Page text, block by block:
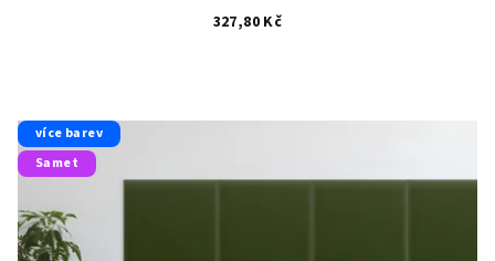
327,80 Kč
více barev
Samet